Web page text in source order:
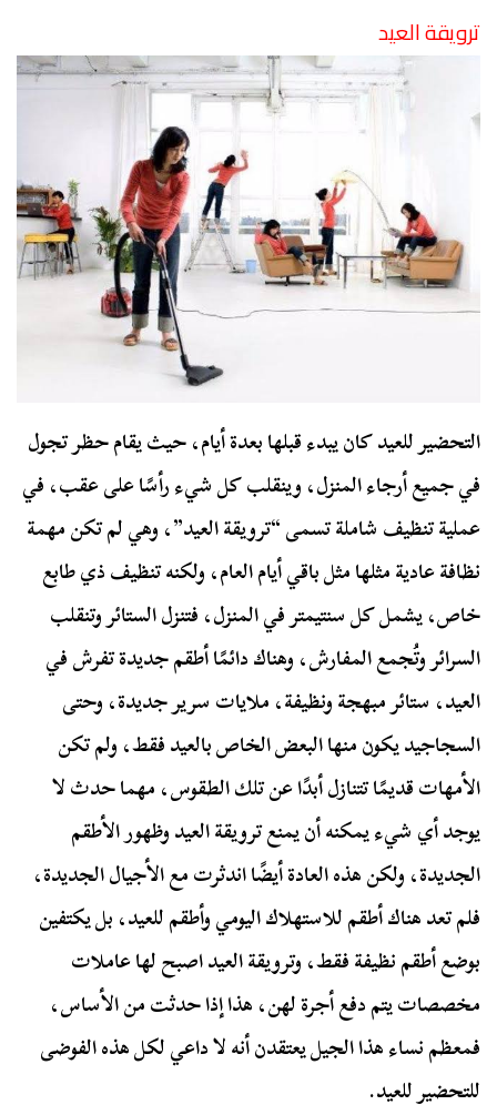
ترويقة العيد
التحضير للعيد كان يبدء قبلها بعدة أيام، حيث يقام حظر تجول
في جميع أرجاء المنزل، وينقلب كل شيء رأسًا على عقب، في
عملية تنظيف شاملة تسمى “ترويقة العيد”، وهي لم تكن مهمة
نظافة عادية مثلها مثل باقي أيام العام، ولكنه تنظيف ذي طابع
خاص، يشمل كل سنتيمتر في المنزل، فتنزل الستائر وتنقلب
السرائر وتُجمع المفارش، وهناك دائمًا أطقم جديدة تفرش في
العيد، ستائر مبهجة ونظيفة، ملايات سرير جديدة، وحتى
السجاجيد يكون منها البعض الخاص بالعيد فقط، ولم تكن
الأمهات قديمًا تتنازل أبدًا عن تلك الطقوس، مهما حدث لا
يوجد أي شيء يمكنه أن يمنع ترويقة العيد وظهور الأطقم
الجديدة، ولكن هذه العادة أيضًا اندثرت مع الأجيال الجديدة،
فلم تعد هناك أطقم للاستهلاك اليومي وأطقم للعيد، بل يكتفين
بوضع أطقم نظيفة فقط، وترويقة العيد اصبح لها عاملات
مخصصات يتم دفع أجرة لهن، هذا إذا حدثت من الأساس،
فمعظم نساء هذا الجيل يعتقدن أنه لا داعي لكل هذه الفوضى
للتحضير للعيد.